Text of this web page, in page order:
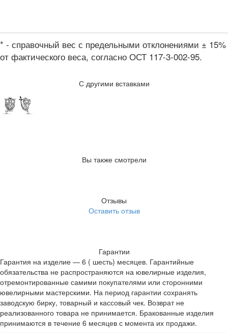
* - справочный вес с предельными отклонениями ± 15%
от фактического веса, согласно ОСТ 117-3-002-95.
С другими вставками
Вы также смотрели
Отзывы
Оставить отзыв
Гарантии
Гарантия на изделие — 6 ( шесть) месяцев. Гарантийные
обязательства не распространяются на ювелирные изделия,
отремонтированные самими покупателями или сторонними
ювелирными мастерскими. На период гарантии сохранять
заводскую бирку, товарный и кассовый чек. Возврат не
реализованного товара не принимается. Бракованные изделия
принимаются в течение 6 месяцев с момента их продажи.